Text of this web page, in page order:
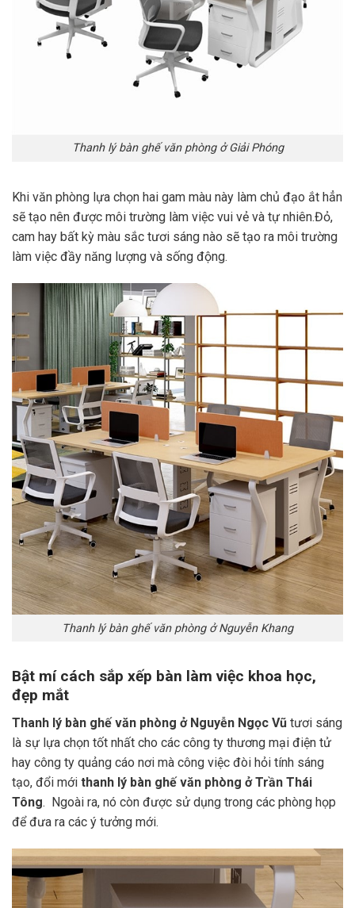
Thanh lý bàn ghế văn phòng ở Giải Phóng
Khi văn phòng lựa chọn hai gam màu này làm chủ đạo ắt hẳn
sẽ tạo nên được môi trường làm việc vui vẻ và tự nhiên.Đỏ,
cam hay bất kỳ màu sắc tươi sáng nào sẽ tạo ra môi trường
làm việc đầy năng lượng và sống động.
Thanh lý bàn ghế văn phòng ở Nguyễn Khang
Bật mí cách sắp xếp bàn làm việc khoa học,
đẹp mắt
Thanh lý bàn ghế văn phòng ở Nguyễn Ngọc Vũ tươi sáng
là sự lựa chọn tốt nhất cho các công ty thương mại điện tử
hay công ty quảng cáo nơi mà công việc đòi hỏi tính sáng
tạo, đổi mới thanh lý bàn ghế văn phòng ở Trần Thái
Tông. Ngoài ra, nó còn được sử dụng trong các phòng họp
để đưa ra các ý tưởng mới.